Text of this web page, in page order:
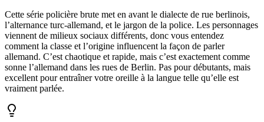
Cette série policière brute met en avant le dialecte de rue berlinois,
l’alternance turc-allemand, et le jargon de la police. Les personnages
viennent de milieux sociaux différents, donc vous entendez
comment la classe et l’origine influencent la façon de parler
allemand. C’est chaotique et rapide, mais c’est exactement comme
sonne l’allemand dans les rues de Berlin. Pas pour débutants, mais
excellent pour entraîner votre oreille à la langue telle qu’elle est
vraiment parlée.